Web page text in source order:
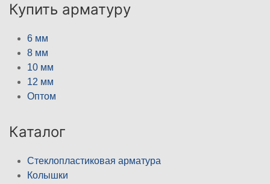
Купить арматуру
6 мм
8 мм
10 мм
12 мм
Оптом
Каталог
Стеклопластиковая арматура
Колышки